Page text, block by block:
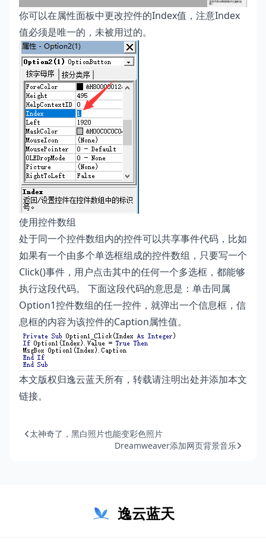
你可以在属性面板中更改控件的Index值，注意Index
值必须是唯一的，未被用过的。
使用控件数组
处于同一个控件数组内的控件可以共享事件代码，比如
如果有一个由多个单选框组成的控件数组，只要写一个
Click()事件，用户点击其中的任何一个多选框，都能够
执行这段代码。 下面这段代码的意思是：单击同属
Option1控件数组的任一控件，就弹出一个信息框，信
息框的内容为该控件的Caption属性值。
本文版权归逸云蓝天所有，转载请注明出处并添加本文
链接。
太神奇了，黑白照片也能变彩色照片
Dreamweaver添加网页背景音乐
逸云蓝天